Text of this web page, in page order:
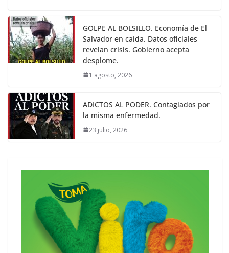
GOLPE AL BOLSILLO. Economía de El
Salvador en caída. Datos oficiales
revelan crisis. Gobierno acepta
desplome.
1 agosto, 2026
ADICTOS AL PODER. Contagiados por
la misma enfermedad.
23 julio, 2026